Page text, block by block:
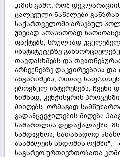
„იმის გამო, რომ
ცალკეული ნაწილები განზრახ
საქართველოში არსებულ
უხეშად არასწორად
ფაქტებს, სრულიად
ინსტიტუტებზე
თავდასხმებს და
არჩევნებზე დაკვირვებისა და
ანგარიშებს, რითაც
ეროვნულ ინტერესებს, ჩვენი
ნიშნად, კენჭისყრის
მიიღებს. ორმაგად
გადაწყვეტილების მიღება
სამართლის დედაქალაქში.
სამდივნოს, სათანადოდ
ასამბლეის სხდომის ოქმში",
საგარეო ურთიერთობათა